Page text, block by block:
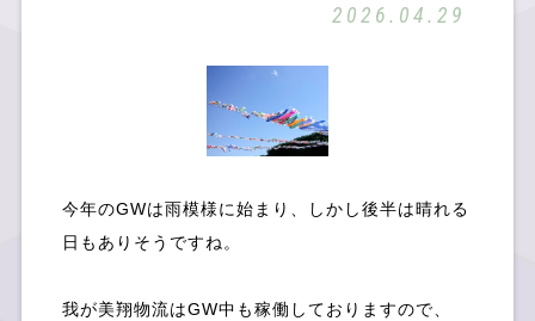
お知らせ
2026.04.29
今年のGWは雨模様に始まり、しかし後半は晴れる
日もありそうですね。
我が美翔物流はGW中も稼働しておりますので、